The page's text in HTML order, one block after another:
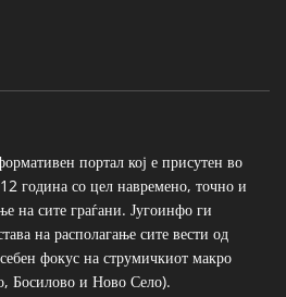
портал кој е присутен во
година со цел навремено, точно и
на сите граѓани. Југоинфо ги
на располагање сите вести од
фокус на струмичкиот макро
Босилово и Ново Село).